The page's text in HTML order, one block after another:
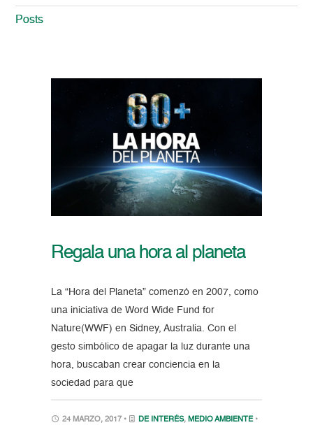
Posts
Regala una hora al planeta
La “Hora del Planeta” comenzó en 2007, como
una iniciativa de Word Wide Fund for
Nature(WWF) en Sidney, Australia. Con el
gesto simbólico de apagar la luz durante una
hora, buscaban crear conciencia en la
sociedad para que
24 MARZO, 2017 • DE INTERÉS, MEDIO AMBIENTE •